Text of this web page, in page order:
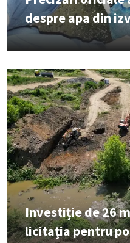
despre apa din
Investiție de 26
licitația pentru